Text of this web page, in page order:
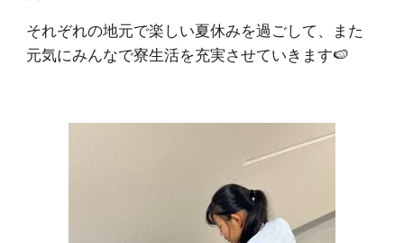
それぞれの地元で楽しい夏休みを過ごして、また
元気にみんなで寮生活を充実させていきます🍉